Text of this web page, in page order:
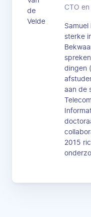
CTO
Samuel
sterke
dingen
aan de
2015